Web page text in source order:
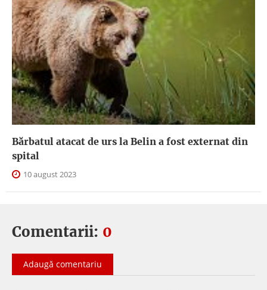
Bărbatul atacat de urs la Belin a fost externat din
spital
10 august 2023
Comentarii: 0
Adaugă comentariu